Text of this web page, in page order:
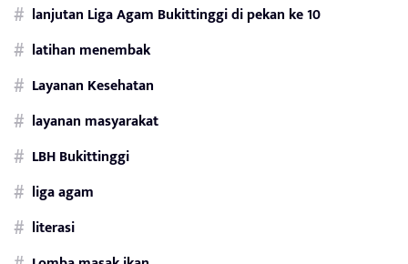
lanjutan Liga Agam Bukittinggi di pekan ke 10
latihan menembak
Layanan Kesehatan
layanan masyarakat
LBH Bukittinggi
liga agam
literasi